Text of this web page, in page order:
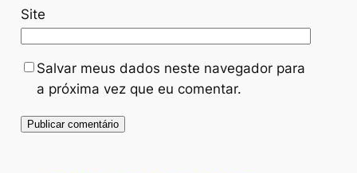
Site
Salvar meus dados neste navegador para
a próxima vez que eu comentar.